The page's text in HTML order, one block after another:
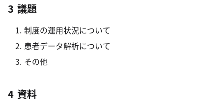
3 議題
制度の運用状況について
患者データ解析について
その他
4 資料